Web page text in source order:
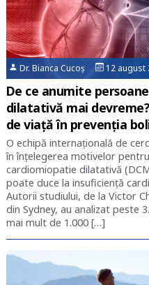
Dr. Bianca Cucoș 12
De ce anumite
dilatativă mai
de viață în prevenția
O echipă internațională de
în înțelegerea motivelor
cardiomiopatie dilatativă
poate duce la insuficiență
Autorii studiului, de la Victor
din Sydney, au analizat peste
mai mult de 1.000 […]